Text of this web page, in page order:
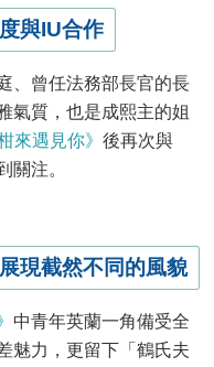
與IU合作
、曾任法務部長官的長
氣質，也是成熙主的姐
來遇見你》 後再次與
關注。
現截然不同的風貌
中青年英蘭一角備受全
魅力，更留下「鶴氏夫